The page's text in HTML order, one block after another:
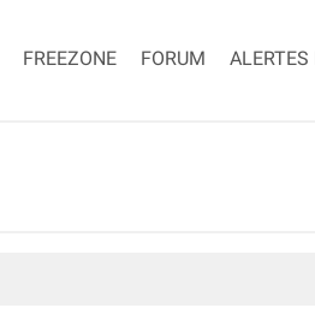
FREEZONE FORUM ALERTES